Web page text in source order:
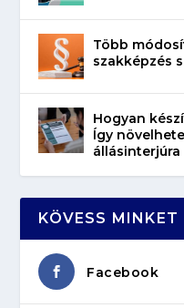
Több
szakképzés
Hogyan
Így
állásinterjúra
KÖVESS MINKET
Facebook